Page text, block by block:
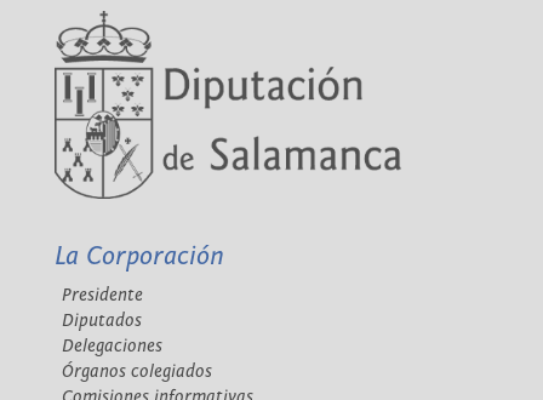
La Corporación
Presidente
Diputados
Delegaciones
Órganos colegiados